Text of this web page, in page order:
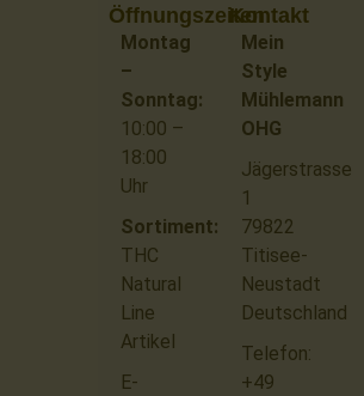
Kontakt
Mein
Style
Mühlemann
OHG
Jägerstrasse
1
79822
Titisee-
Neustadt
Deutschland
Telefon:
+49
Öffnungszeiten
Montag
–
Sonntag:
10:00 –
18:00
Uhr
Sortiment:
THC
Natural
Line
Artikel
E-